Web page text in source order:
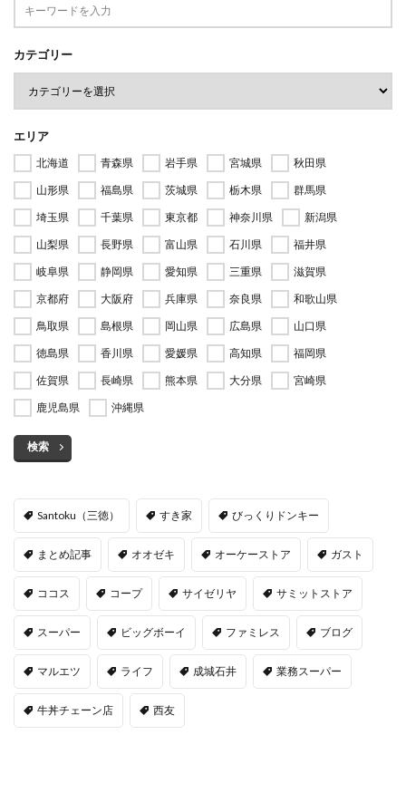
カテゴリー
エリア
北海道 青森県 岩手県 宮城県
秋田県
山形県
福島県 茨城県 栃木県
群馬県
埼玉県
千葉県 東京都 神奈川県
新潟県
山梨県
長野県 富山県 石川県
福井県
岐阜県
静岡県 愛知県 三重県
滋賀県
京都府
大阪府 兵庫県 奈良県
和歌山県
鳥取県
島根県 岡山県 広島県
山口県
徳島県
香川県 愛媛県 高知県
福岡県
佐賀県
長崎県 熊本県 大分県
宮崎県
鹿児島県
沖縄県
検索
Santoku（三徳） すき家 びっくりドンキー
まとめ記事 オオゼキ オーケーストア ガスト
ココス コープ サイゼリヤ サミットストア
スーパー ビッグボーイ ファミレス ブログ
マルエツ ライフ 成城石井 業務スーパー
牛丼チェーン店 西友